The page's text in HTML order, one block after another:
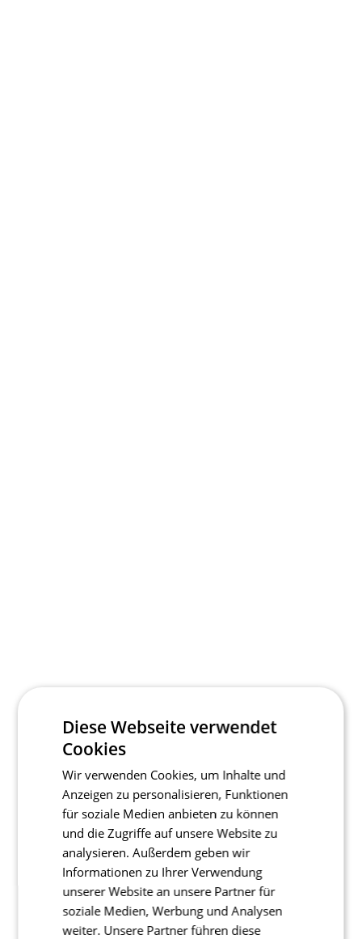
Diese Webseite verwendet
Cookies
Wir verwenden Cookies, um Inhalte und
Anzeigen zu personalisieren, Funktionen
für soziale Medien anbieten zu können
und die Zugriffe auf unsere Website zu
analysieren. Außerdem geben wir
Informationen zu Ihrer Verwendung
unserer Website an unsere Partner für
soziale Medien, Werbung und Analysen
weiter. Unsere Partner führen diese